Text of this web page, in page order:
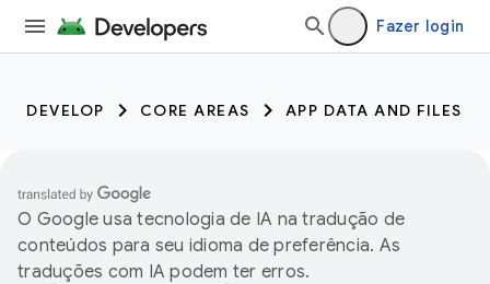
Fazer login
DEVELOP CORE AREAS APP DATA AND FILES
O Google usa tecnologia de IA na tradução de
conteúdos para seu idioma de preferência. As
traduções com IA podem ter erros.